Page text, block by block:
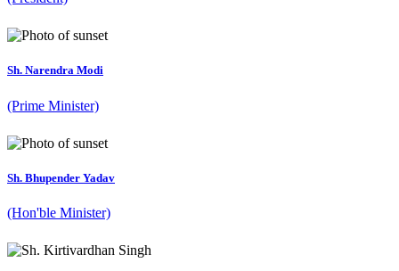
Sh. Narendra Modi
(Prime Minister)
Sh. Bhupender Yadav
(Hon'ble Minister)